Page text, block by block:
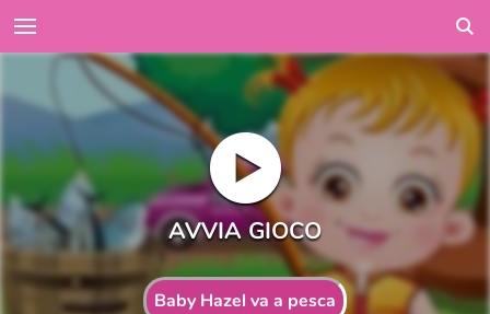
Baby Hazel va a pesca